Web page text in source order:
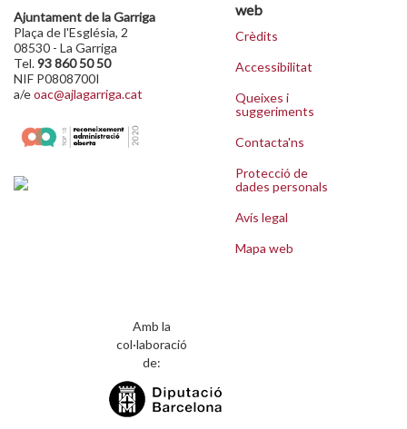
Ajuntament de la Garriga
Plaça de l'Església, 2
08530 - La Garriga
Tel.93 860 50 50
NIF P0808700I
a/eoac@ajlagarriga.cat
web
Crèdits
Accessibilitat
Queixes i
suggeriments
Contacta'ns
Protecció de
dades personals
Avís legal
Mapa web
Amb la
col·laboració
de: